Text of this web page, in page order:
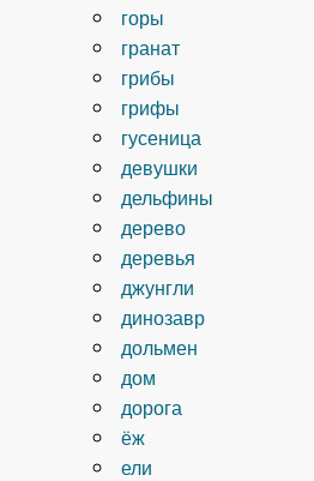
горы
гранат
грибы
грифы
гусеница
девушки
дельфины
дерево
деревья
джунгли
динозавр
дольмен
дом
дорога
ёж
ели